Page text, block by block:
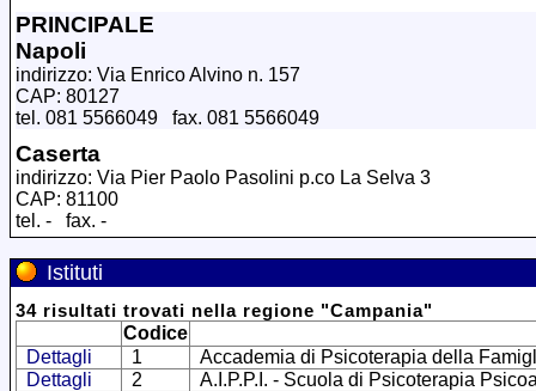
PRINCIPALE
Napoli
indirizzo: Via Enrico Alvino n. 157
CAP: 80127
tel. 081 5566049 fax. 081 5566049
Caserta
indirizzo: Via Pier Paolo Pasolini p.co La Selva 3
CAP: 81100
tel. - fax. -
Istituti
34 risultati trovati nella regione "Campania"
Codice
Dettagli
1
Accademia di Psicoterapia della
Dettagli
2
A.I.P.P.I. - Scuola di Psicoterapia